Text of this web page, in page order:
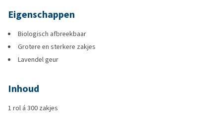
Eigenschappen
Biologisch afbreekbaar
Grotere en sterkere zakjes
Lavendel geur
Inhoud
1 rol á 300 zakjes